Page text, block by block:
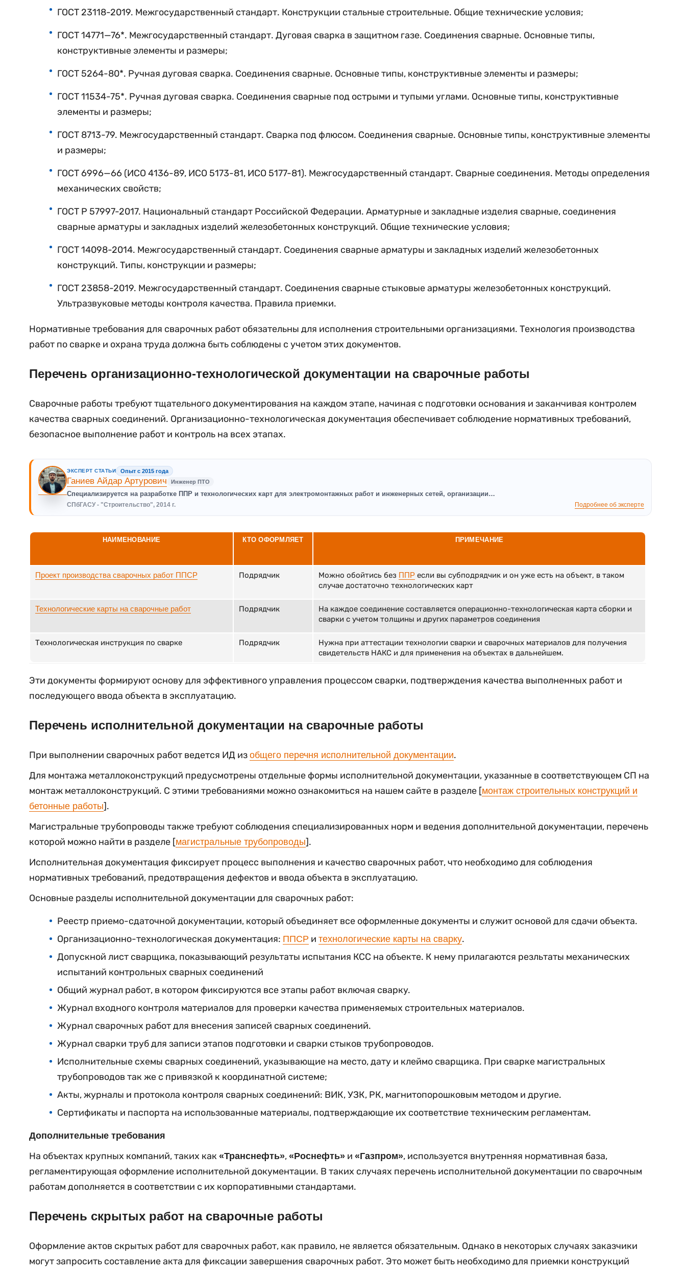
ГОСТ 23118-2019. Межгосударственный стандарт. Конструкции стальные строительные. Общие технические условия;
ГОСТ14771—76*. Межгосударственный стандарт. Дуговая сварка в защитном газе. Соединения сварные. Основные типы,
конструктивные элементы и размеры;
ГОСТ 5264-80*. Ручная дуговая сварка. Соединения сварные. Основные типы, конструктивные элементы и размеры;
ГОСТ11534-75*. Ручная дуговая сварка. Соединения сварные под острыми и тупыми углами. Основные типы, конструктивные
элементы и размеры;
ГОСТ 8713-79. Межгосударственный стандарт. Сварка под флюсом. Соединения сварные. Основные типы, конструктивные элементы
и размеры;
ГОСТ 6996—66 (ИСО 4136-89, ИСО 5173-81, ИСО 5177-81). Межгосударственный стандарт. Сварные соединения. Методы определения
механических свойств;
ГОСТ Р 57997-2017. Национальный стандарт Российской Федерации. Арматурные и закладные изделия сварные, соединения
сварныеарматуры и закладных изделий железобетонных конструкций. Общие технические условия;
ГОСТ14098-2014. Межгосударственный стандарт. Соединения сварныеарматуры и закладных изделий железобетонных
конструкций. Типы, конструкции и размеры;
ГОСТ 23858-2019. Межгосударственный стандарт. Соединения сварные стыковые арматуры железобетонных конструкций.
Ультразвуковые методы контроля качества. Правила приемки.
Нормативные требования для сварочных работ обязательны для исполнения строительными организациями. Технология производства
работ по сварке и охрана труда должна быть соблюдены с учетом этих документов.
Перечень организационно-технологической документации на сварочные работы
Сварочные работы требуют тщательного документирования на каждом этапе, начиная с подготовки основания и заканчивая контролем
качества сварных соединений. Организационно-технологическая документация обеспечивает соблюдение нормативных требований,
безопасное выполнение работ и контроль на всех этапах.
ЭКСПЕРТ СТАТЬИ Опыт с 2015 года
Ганиев Айдар Артурович Инженер ПТО
Специализируется на разработке ППР и технологических карт для электромонтажных работ и инженерных сетей, организации…
СПбГАСУ - "Строительство", 2014 г. Подробнее об эксперте
НАИМЕНОВАНИЕ КТО ОФОРМЛЯЕТ ПРИМЕЧАНИЕ
Проект производства сварочных работ ППСР Подрядчик Можно обойтись без ППР если вы субподрядчик и он уже есть на объект, в таком
случае достаточно технологических карт
Технологические карты на сварочные работ Подрядчик
На каждое соединение составляется операционно-технологическая карта сборки и
сварки с учетом толщины и других параметров соединения
Технологическая инструкция по сварке Подрядчик
Нужна при аттестации технологии сварки и сварочных материалов для получения
свидетельств НАКС и для применения на объектах в дальнейшем.
Эти документы формируют основу для эффективного управления процессом сварки, подтверждения качества выполненных работ и
последующего ввода объекта в эксплуатацию.
Перечень исполнительной документации на сварочные работы
При выполнении сварочных работ ведется ИД из общего перечня исполнительной документации.
Для монтажа металлоконструкций предусмотрены отдельные формы исполнительной документации, указанные в соответствующем СП на
монтаж металлоконструкций. С этими требованиями можно ознакомиться на нашем сайте в разделе [монтаж строительных конструкций и
бетонные работы].
Магистральные трубопроводы также требуют соблюдения специализированных норм и ведения дополнительной документации, перечень
которой можно найти в разделе [магистральные трубопроводы].
Исполнительная документация фиксирует процесс выполнения и качество сварочных работ, что необходимо для соблюдения
нормативных требований, предотвращения дефектов и ввода объекта в эксплуатацию.
Основные разделы исполнительной документации для сварочных работ:
Реестр приемо-сдаточной документации, который объединяет все оформленные документы и служит основой для сдачи объекта.
Организационно-технологическая документация: ППСР и технологические карты на сварку.
Допускной лист сварщика, показывающий результаты испытания КСС на объекте. К нему прилагаются резльтаты механических
испытаний контрольных сварных соединений
Общий журнал работ, в котором фиксируются все этапы работ включая сварку.
Журнал входного контроля материалов для проверки качества применяемых строительных материалов.
Журнал сварочных работ для внесения записей сварных соединений.
Журнал сварки труб для записи этапов подготовки и сварки стыков трубопроводов.
Исполнительные схемы сварных соединений, указывающие на место, дату и клеймо сварщика. При сварке магистральных
трубопроводов так же с привязкой к координатной системе;
Акты, журналы и протокола контроля сварных соединений: ВИК, УЗК, РК, магнитопорошковым методом и другие.
Сертификаты и паспорта на использованные материалы, подтверждающие их соответствие техническим регламентам.
Дополнительные требования
На объектах крупных компаний, таких как «Транснефть», «Роснефть» и «Газпром», используется внутренняя нормативная база,
регламентирующая оформление исполнительной документации. В таких случаях перечень исполнительной документации по сварочным
работам дополняется в соответствии с их корпоративными стандартами.
Перечень скрытых работ на сварочные работы
Оформление актов скрытых работ для сварочных работ, как правило, не является обязательным. Однако в некоторых случаях заказчики
могут запросить составление акта для фиксации завершения сварочных работ. Это может быть необходимо для приемки конструкций